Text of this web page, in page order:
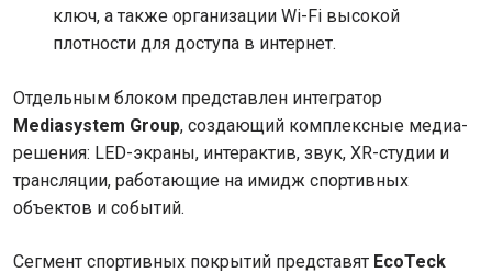
ключ, а также организации Wi-Fi высокой
плотности для доступа в интернет.
Отдельным блоком представлен интегратор
Mediasystem Group, создающий комплексные медиа-
решения: LED-экраны, интерактив, звук, XR-студии и
трансляции, работающие на имидж спортивных
объектов и событий.
Сегмент спортивных покрытий представят EcoTeck